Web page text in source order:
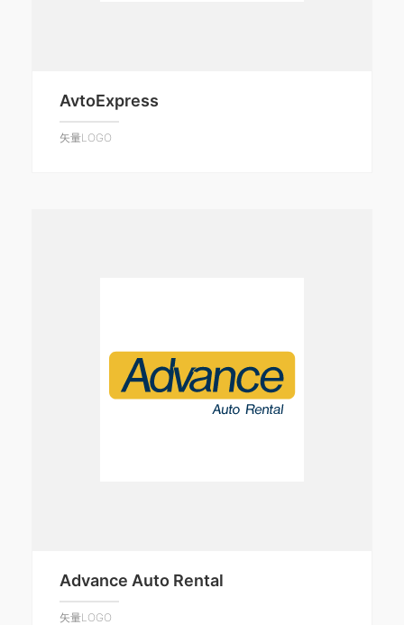
AvtoExpress
矢量LOGO
Advance Auto Rental
矢量LOGO